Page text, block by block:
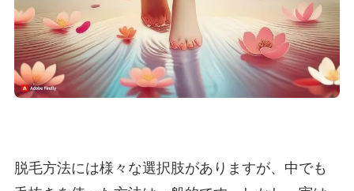
脱毛方法には様々な選択肢がありますが、中でも